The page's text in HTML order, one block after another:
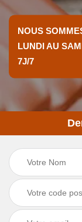
NOUS
LUNDI AU
7J/7